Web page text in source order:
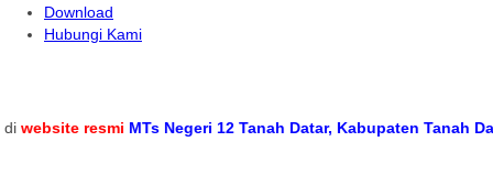
Download
Hubungi Kami
resmi MTs Negeri 12 Tanah Datar, Kabupaten Tanah Datar,